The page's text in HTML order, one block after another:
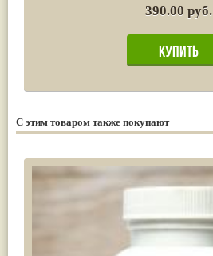
390.00 руб.
С этим товаром также покупают